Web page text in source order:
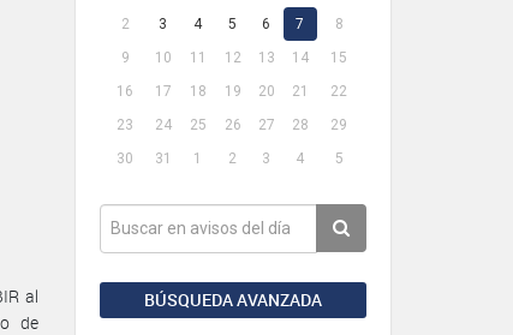
2
3 4 5 6 7
8
9
10 11 12 13 14
15
16
17 18 19 20 21
22
23
24 25 26 27 28
29
30
31 1 2 3 4 5
BÚSQUEDA AVANZADA
al
de